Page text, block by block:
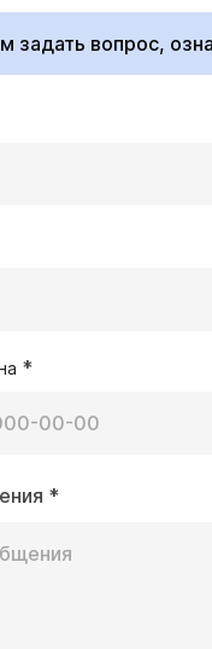
задать вопрос,
*
*